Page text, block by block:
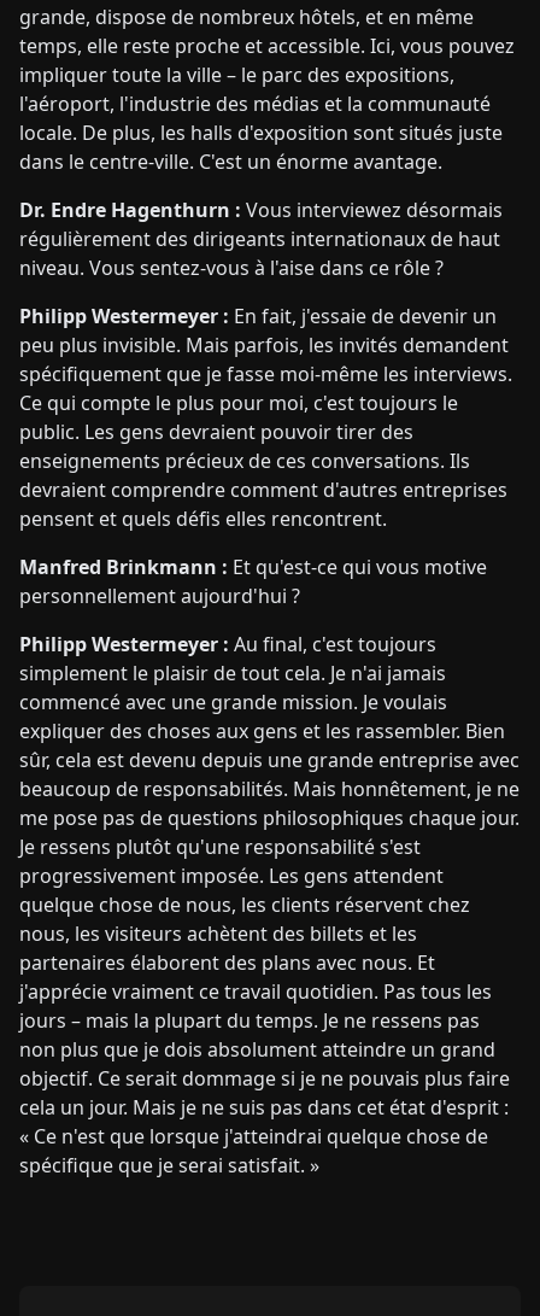
grande, dispose de nombreux hôtels, et en même
temps, elle reste proche et accessible. Ici, vous pouvez
impliquer toute la ville – le parc des expositions,
l'aéroport, l'industrie des médias et la communauté
locale. De plus, les halls d'exposition sont situés juste
dans le centre-ville. C'est un énorme avantage.
Dr. Endre Hagenthurn : Vous interviewez désormais
régulièrement des dirigeants internationaux de haut
niveau. Vous sentez-vous à l'aise dans ce rôle ?
Philipp Westermeyer : En fait, j'essaie de devenir un
peu plus invisible. Mais parfois, les invités demandent
spécifiquement que je fasse moi-même les interviews.
Ce qui compte le plus pour moi, c'est toujours le
public. Les gens devraient pouvoir tirer des
enseignements précieux de ces conversations. Ils
devraient comprendre comment d'autres entreprises
pensent et quels défis elles rencontrent.
Manfred Brinkmann : Et qu'est-ce qui vous motive
personnellement aujourd'hui ?
Philipp Westermeyer : Au final, c'est toujours
simplement le plaisir de tout cela. Je n'ai jamais
commencé avec une grande mission. Je voulais
expliquer des choses aux gens et les rassembler. Bien
sûr, cela est devenu depuis une grande entreprise avec
beaucoup de responsabilités. Mais honnêtement, je ne
me pose pas de questions philosophiques chaque jour.
Je ressens plutôt qu'une responsabilité s'est
progressivement imposée. Les gens attendent
quelque chose de nous, les clients réservent chez
nous, les visiteurs achètent des billets et les
partenaires élaborent des plans avec nous. Et
j'apprécie vraiment ce travail quotidien. Pas tous les
jours – mais la plupart du temps. Je ne ressens pas
non plus que je dois absolument atteindre un grand
objectif. Ce serait dommage si je ne pouvais plus faire
cela un jour. Mais je ne suis pas dans cet état d'esprit :
« Ce n'est que lorsque j'atteindrai quelque chose de
spécifique que je serai satisfait. »